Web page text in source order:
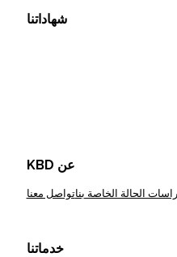
شهاداتنا
KBD عن
الحالة الخاصة بناتواصل معنا
خدماتنا